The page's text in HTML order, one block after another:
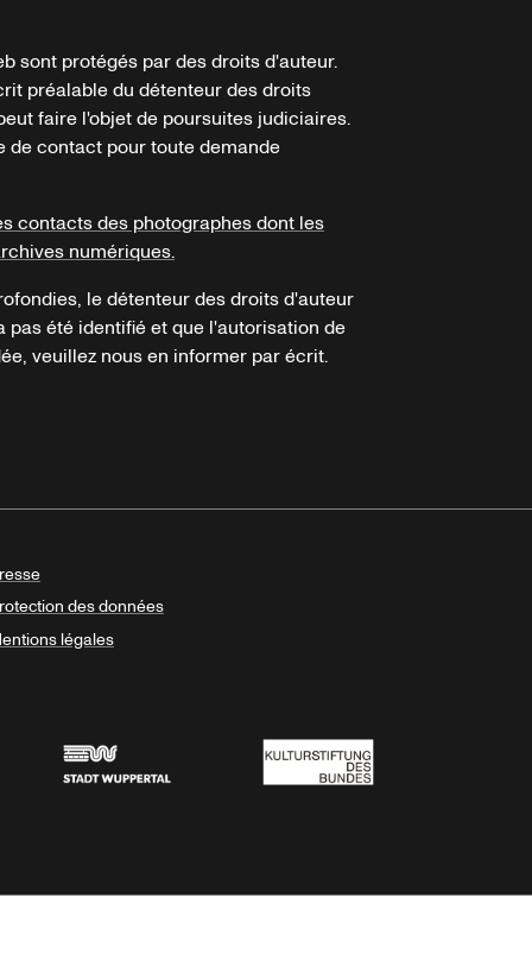
sont protégés par des droits d'auteur.
préalable du détenteur des droits
faire l'objet de poursuites judiciaires.
de contact pour toute demande
contacts des photographes dont les
numériques.
le détenteur des droits d'auteur
été identifié et que l'autorisation de
veuillez nous en informer par écrit.
des données
légales